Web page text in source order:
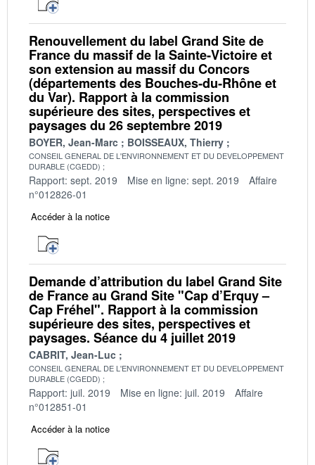
Renouvellement du label Grand Site de
France du massif de la Sainte‐Victoire et
son extension au massif du Concors
(départements des Bouches‐du‐Rhône et
du Var). Rapport à la commission
supérieure des sites, perspectives et
paysages du 26 septembre 2019
BOYER, Jean-Marc BOISSEAUX, Thierry
CONSEIL GENERAL DE L'ENVIRONNEMENT ET DU DEVELOPPEMENT
DURABLE (CGEDD)
Rapport: sept. 2019 Mise en ligne: sept. 2019
Affaire
n°012826-01
Accéder à la notice
Demande d’attribution du label Grand Site
de France au Grand Site "Cap d’Erquy –
Cap Fréhel". Rapport à la commission
supérieure des sites, perspectives et
paysages. Séance du 4 juillet 2019
CABRIT, Jean-Luc
CONSEIL GENERAL DE L'ENVIRONNEMENT ET DU DEVELOPPEMENT
DURABLE (CGEDD)
Rapport: juil. 2019 Mise en ligne: juil. 2019
Affaire
n°012851-01
Accéder à la notice